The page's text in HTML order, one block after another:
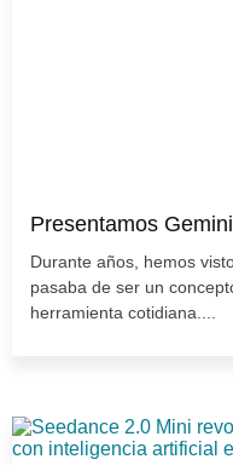
Presentamos
Durante años, hemos
pasaba de ser un
herramienta cotidiana....